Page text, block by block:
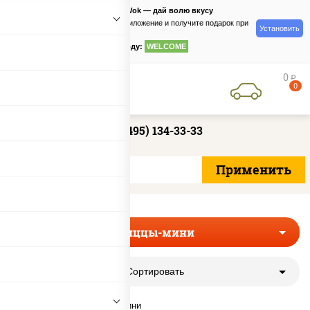
PizzaSushiWok — дай волю вкусу
Скачайте приложение и получите подарок при
по промокоду: WELCOME
Установить
0 руб
0
+7 (495) 134-33-33
Пиццы-мини
Сортировать